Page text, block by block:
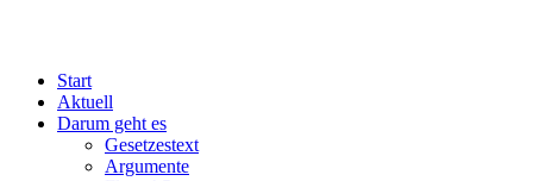
Start
Aktuell
Darum geht es
Gesetzestext
Argumente